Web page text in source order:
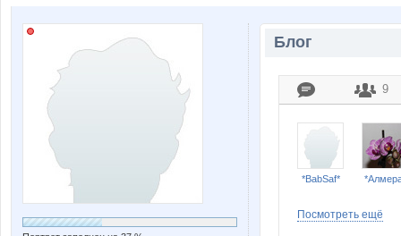
Блог
9
*BabSaf*
Посмотреть ещё